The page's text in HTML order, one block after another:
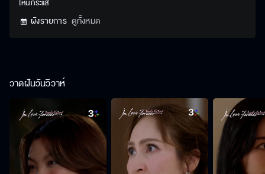
โหนกระแส
ผังรายการ ดูทั้งหมด
วาดฝันวันวิวาห์